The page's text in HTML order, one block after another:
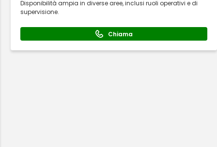
Disponibilità ampia in diverse aree, inclusi ruoli operativi e di
supervisione.
Chiama